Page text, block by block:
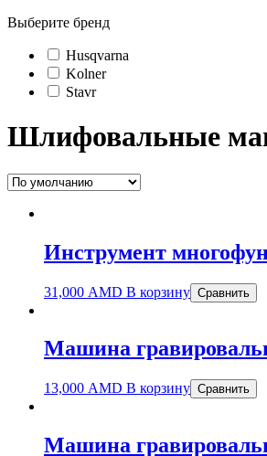
Выберите бренд
Husqvarna
Kolner
Stavr
Шлифовальные
Инструмент
31,000 AMD В корзину Сравнить
Машина
13,000 AMD В корзину Сравнить
Машина